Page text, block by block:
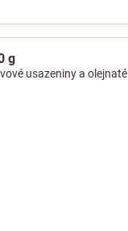
g
usazeniny a olejnaté